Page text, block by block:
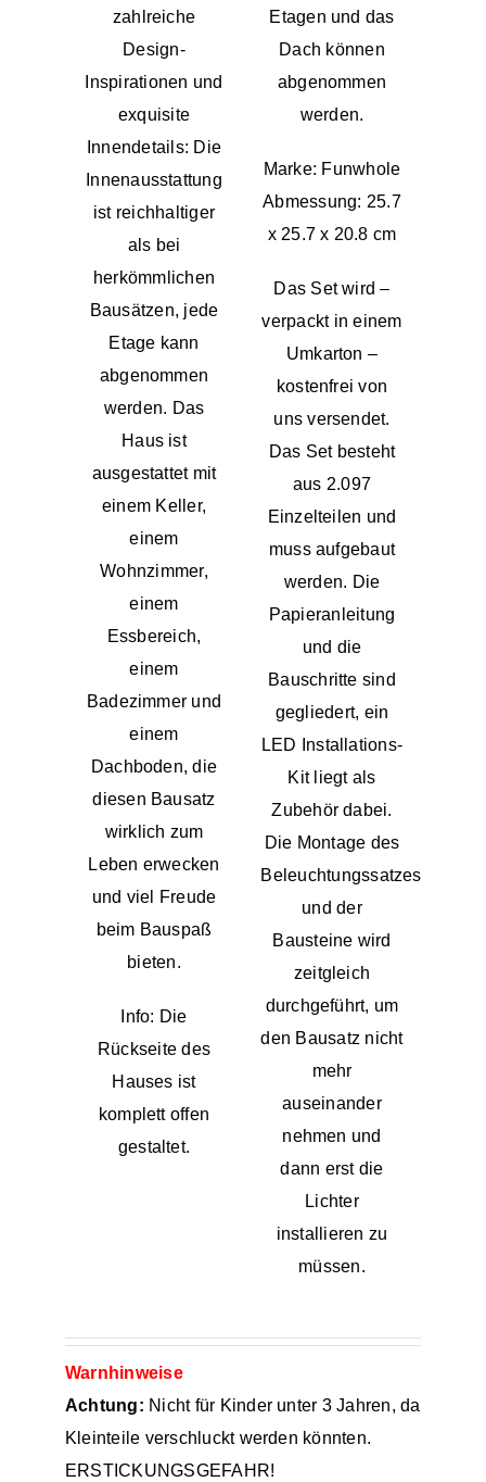
zahlreiche
Design-
Inspirationen und
exquisite
Innendetails: Die
Innenausstattung
ist reichhaltiger
als bei
herkömmlichen
Bausätzen, jede
Etage kann
abgenommen
werden. Das
Haus ist
ausgestattet mit
einem Keller,
einem
Wohnzimmer,
einem
Essbereich,
einem
Badezimmer und
einem
Dachboden, die
diesen Bausatz
wirklich zum
Leben erwecken
und viel Freude
beim Bauspaß
bieten.
Info: Die
Rückseite des
Hauses ist
komplett offen
gestaltet.
Etagen und das
Dach können
abgenommen
werden.
Marke: Funwhole
Abmessung: 25.7
x 25.7 x 20.8 cm
Das Set wird –
verpackt in einem
Umkarton –
kostenfrei von
uns versendet.
Das Set besteht
aus 2.097
Einzelteilen und
muss aufgebaut
werden. Die
Papieranleitung
und die
Bauschritte sind
gegliedert, ein
LED Installations-
Kit liegt als
Zubehör dabei.
Die Montage des
Beleuchtungssatzes
und der
Bausteine ​​​​wird
zeitgleich
durchgeführt, um
den Bausatz nicht
mehr
auseinander
nehmen und
dann erst die
Lichter
installieren zu
müssen.
Warnhinweise
Achtung: Nicht für Kinder unter 3 Jahren, da
Kleinteile verschluckt werden könnten.
ERSTICKUNGSGEFAHR!